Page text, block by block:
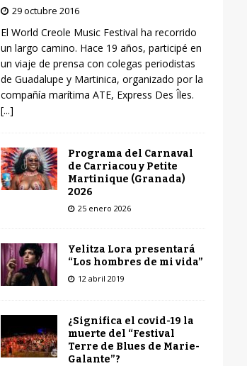
29 octubre 2016
El World Creole Music Festival ha recorrido
un largo camino. Hace 19 años, participé en
un viaje de prensa con colegas periodistas
de Guadalupe y Martinica, organizado por la
compañía marítima ATE, Express Des Îles.
[...]
Programa del Carnaval
de Carriacou y Petite
Martinique (Granada)
2026
25 enero 2026
Yelitza Lora presentará
“Los hombres de mi vida”
12 abril 2019
¿Significa el covid-19 la
muerte del “Festival
Terre de Blues de Marie-
Galante”?